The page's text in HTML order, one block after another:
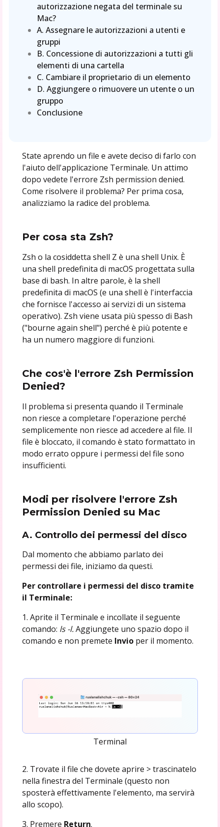
autorizzazione negata del terminale su
Mac?
A. Assegnare le autorizzazioni a utenti e
gruppi
B. Concessione di autorizzazioni a tutti gli
elementi di una cartella
C. Cambiare il proprietario di un elemento
D. Aggiungere o rimuovere un utente o un
gruppo
Conclusione
State aprendo un file e avete deciso di farlo con
l'aiuto dell'applicazione Terminale. Un attimo
dopo vedete l'errore Zsh permission denied.
Come risolvere il problema? Per prima cosa,
analizziamo la radice del problema.
Per cosa sta Zsh?
Zsh o la cosiddetta shell Z è una shell Unix. È
una shell predefinita di macOS progettata sulla
base di bash. In altre parole, è la shell
predefinita di macOS (e una shell è l'interfaccia
che fornisce l'accesso ai servizi di un sistema
operativo). Zsh viene usata più spesso di Bash
("bourne again shell") perché è più potente e
ha un numero maggiore di funzioni.
Che cos'è l'errore Zsh Permission
Denied?
Il problema si presenta quando il Terminale
non riesce a completare l'operazione perché
semplicemente non riesce ad accedere al file. Il
file è bloccato, il comando è stato formattato in
modo errato oppure i permessi del file sono
insufficienti.
Modi per risolvere l'errore Zsh
Permission Denied su Mac
A. Controllo dei permessi del disco
Dal momento che abbiamo parlato dei
permessi dei file, iniziamo da questi.
Per controllare i permessi del disco tramite
il Terminale:
1. Aprite il Terminale e incollate il seguente
comando: ls -l.Aggiungete uno spazio dopo il
comando e non premete Invio per il momento.
Terminal
2. Trovate il file che dovete aprire > trascinatelo
nella finestra del Terminale (questo non
sposterà effettivamente l'elemento, ma servirà
allo scopo).
3. Premere Return.